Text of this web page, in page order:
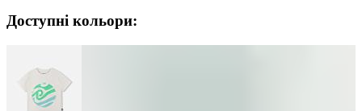
Доступні кольори: